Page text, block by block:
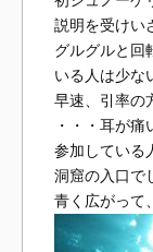
説明を受けい
グルグルと回
いる人は少な
早速、引率の
・・・耳が
参加している
洞窟の入口で
青く広がって